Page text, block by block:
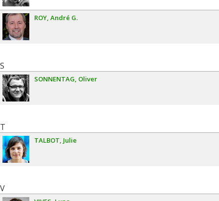
ROY André G.
S
SONNENTAG Oliver
T
TALBOT Julie
V